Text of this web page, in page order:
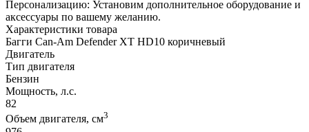
Персонализацию: Установим дополнительное оборудование и
аксессуары по вашему желанию.
Характеристики товара
Багги Can-Am Defender XT HD10 коричневый
Двигатель
Тип двигателя
Бензин
Мощность, л.с.
82
Объем двигателя, см3